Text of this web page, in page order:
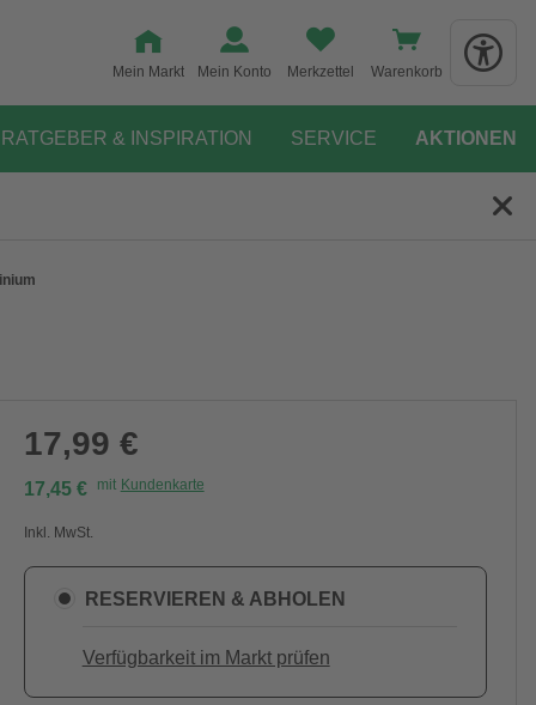
Mein Markt Mein Konto Merkzettel Warenkorb
RATGEBER & INSPIRATION SERVICE AKTIONEN
17,99 €
17,45 € mit Kundenkarte
Inkl. MwSt.
RESERVIEREN & ABHOLEN
Verfügbarkeit im Markt prüfen